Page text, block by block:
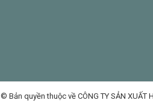
© Bản quyền thuộc về CÔNG TY SẢN XUẤT